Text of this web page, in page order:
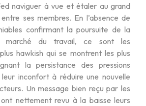
naviguer à vue et étaler au grand
ses membres. En l’absence de
confirmant la poursuite de la
marché du travail, ce sont les
hawkish qui se montrent les plus
la persistance des pressions
inconfort à réduire une nouvelle
Un message bien reçu par les
nettement revu à la baisse leurs